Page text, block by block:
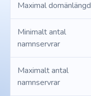
Maximal domänlängd
Minimalt antal
namnservrar
Maximalt antal
namnservrar